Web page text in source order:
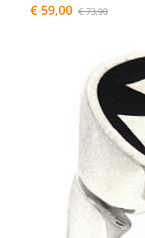
€ 59,00 € 73,90